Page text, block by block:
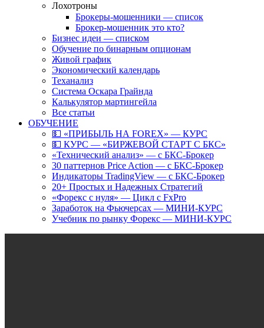
Лохотроны
Брокеры-мошенники — список
Брокер-мошенник это кто?
Бизнес идеи — списком
Обучение по бинарным опционам
Живой график
Экономический календарь
Теханализ
Система Оскара Грайнда
Калькулятор мартингейла
Все статьи
ОБУЧЕНИЕ
💵 «ПРИБЫЛЬ НА FOREX» — КУРС
💵 КУРС — «БИРЖЕВОЙ СТАРТ С БКС»
«Технический анализ» — с БКС-Брокер
30 паттернов Price Action — с БКС-Брокер
Индикаторы TradingView — с БКС-Брокер
20+ Простых и Надежных Стратегий
«Форекс с нуля» — Цикл с FxPro
Заработок на Фьючерсах — МИНИ-КУРС
Учебник по рынку Форекс — МИНИ-КУРС